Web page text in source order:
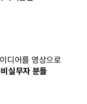
디어를 영상으로
실무자 분들